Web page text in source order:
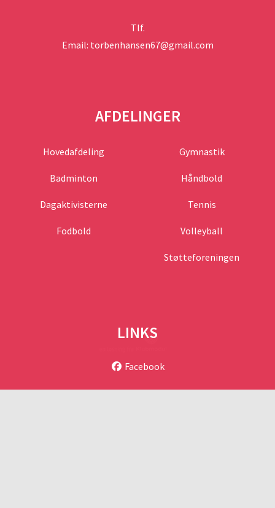
Tlf.
Email: torbenhansen67@gmail.com
AFDELINGER
Hovedafdeling
Badminton
Dagaktivisterne
Fodbold
Gymnastik
Håndbold
Tennis
Volleyball
Støtteforeningen
LINKS
Facebook